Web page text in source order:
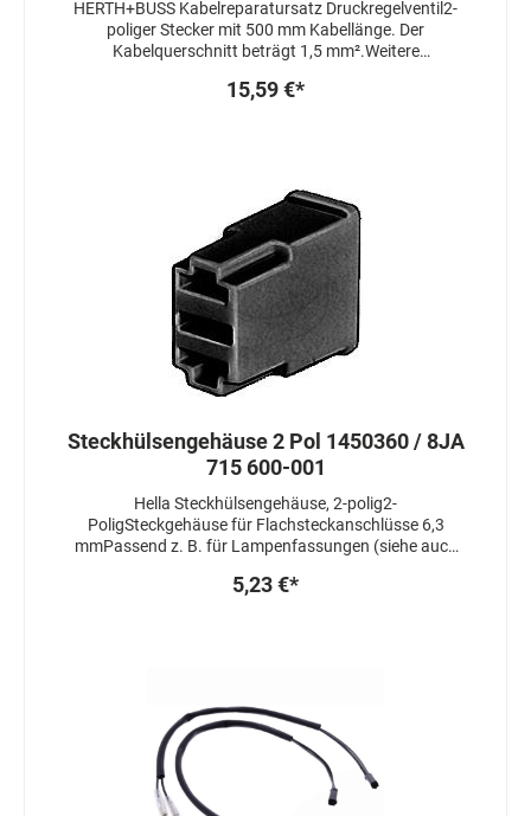
HERTH+BUSS Kabelreparatursatz Druckregelventil2-
poliger Stecker mit 500 mm Kabellänge. Der
Kabelquerschnitt beträgt 1,5 mm².Weitere
Steckhülsengehäuse und DIchtungenMaterial
15,59 €*
Steckhülsengehäuse 2 Pol 1450360 / 8JA
715 600-001
Hella Steckhülsengehäuse, 2-polig2-
PoligSteckgehäuse für Flachsteckanschlüsse 6,3
mmPassend z. B. für Lampenfassungen (siehe auch
5,23 €*